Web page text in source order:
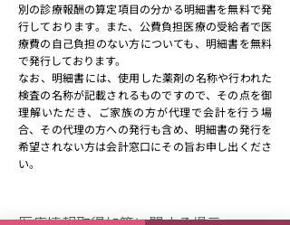
別の診療報酬の算定項目の分かる明細書を無料で発
行しております。また、公費負担医療の受給者で医
療費の自己負担のない方についても、明細書を無料
で発行しております。
​なお、明細書には、使用した薬剤の名称や行われた
検査の名称が記載されるものですので、その点を御
理解いただき、ご家族の方が代理で会計を行う場
合、その代理の方への発行も含め、明細書の発行を
希望されない方は会計窓口にその旨お申し出くださ
い。